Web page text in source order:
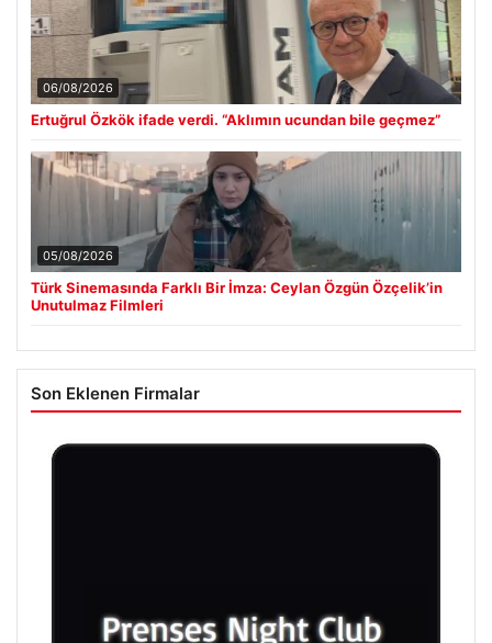
06/08/2026
Ertuğrul Özkök ifade verdi. “Aklımın ucundan bile geçmez”
05/08/2026
Türk Sinemasında Farklı Bir İmza: Ceylan Özgün Özçelik’in
Unutulmaz Filmleri
Son Eklenen Firmalar